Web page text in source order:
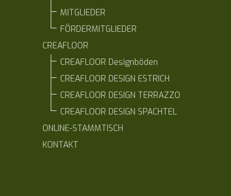
MITGLIEDER
FÖRDERMITGLIEDER
CREAFLOOR
CREAFLOOR Designböden
CREAFLOOR DESIGN ESTRICH
CREAFLOOR DESIGN TERRAZZO
CREAFLOOR DESIGN SPACHTEL
ONLINE-STAMMTISCH
KONTAKT